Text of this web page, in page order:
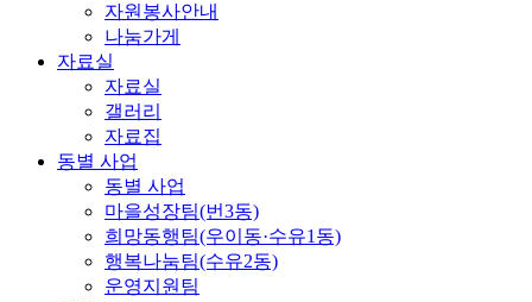
자원봉사안내
나눔가게
자료실
자료실
갤러리
자료집
동별 사업
동별 사업
마을성장팀(번3동)
희망동행팀(우이동·수유1동)
행복나눔팀(수유2동)
운영지원팀